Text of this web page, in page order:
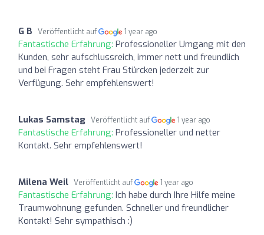
G B Veröffentlicht auf 1 year ago
Fantastische Erfahrung: Professioneller Umgang mit den
Kunden, sehr aufschlussreich, immer nett und freundlich
und bei Fragen steht Frau Stürcken jederzeit zur
Verfügung. Sehr empfehlenswert!
Lukas Samstag Veröffentlicht auf 1 year ago
Fantastische Erfahrung: Professioneller und netter
Kontakt. Sehr empfehlenswert!
Milena Weil Veröffentlicht auf 1 year ago
Fantastische Erfahrung: Ich habe durch Ihre Hilfe meine
Traumwohnung gefunden. Schneller und freundlicher
Kontakt! Sehr sympathisch :)